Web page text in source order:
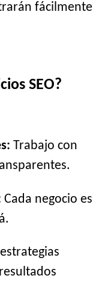
fácilmente
SEO?
Trabajo con
Cada negocio es